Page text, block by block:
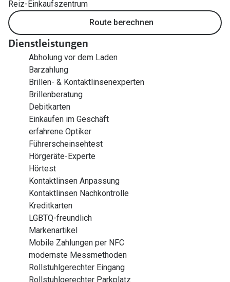
Reiz-Einkaufszentrum
Route berechnen
Dienstleistungen
Abholung vor dem Laden
Barzahlung
Brillen- & Kontaktlinsenexperten
Brillenberatung
Debitkarten
Einkaufen im Geschäft
erfahrene Optiker
Führerscheinsehtest
Hörgeräte-Experte
Hörtest
Kontaktlinsen Anpassung
Kontaktlinsen Nachkontrolle
Kreditkarten
LGBTQ-freundlich
Markenartikel
Mobile Zahlungen per NFC
modernste Messmethoden
Rollstuhlgerechter Eingang
Rollstuhlgerechter Parkplatz